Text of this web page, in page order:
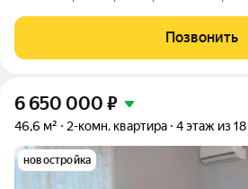
площадь 36,2 м2. Выполнен
совмещенный санузел. Напольное
Позвонить
6 650 000 ₽
46,6 м² 2-комн. квартира 4 этаж из 18
новостройка